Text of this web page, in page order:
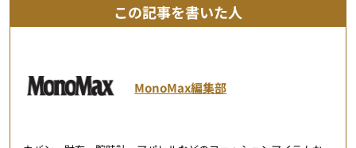
この記事を書いた人
MonoMax編集部